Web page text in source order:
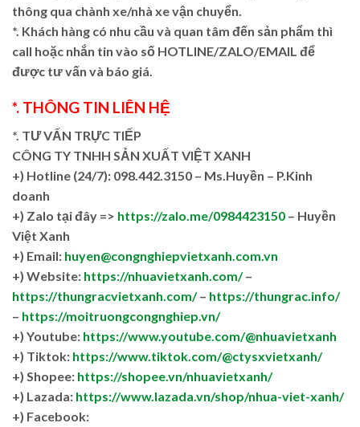
thông qua chành xe/nhà xe vận chuyển.
*. Khách hàng có nhu cầu và quan tâm đến sản phẩm thì
call hoặc nhắn tin vào số HOTLINE/ZALO/EMAIL để
được tư vấn và báo giá.
*. THÔNG TIN LIÊN HỆ
*. TƯ VẤN TRỰC TIẾP
CÔNG TY TNHH SẢN XUẤT VIỆT XANH
+) Hotline (24/7): 098.442.3150 – Ms.Huyền – P.Kinh
doanh
+) Zalo tại đây => https://zalo.me/0984423150 – Huyền
Việt Xanh
+) Email: huyen@congnghiepvietxanh.com.vn
+) Website: https://nhuavietxanh.com/–
https://thungracvietxanh.com/– https://thungrac.info/
– https://moitruongcongnghiep.vn/
+) Youtube: https://www.youtube.com/@nhuavietxanh
+) Tiktok: https://www.tiktok.com/@ctysxvietxanh/
+) Shopee: https://shopee.vn/nhuavietxanh/
+) Lazada: https://www.lazada.vn/shop/nhua-viet-xanh/
+) Facebook: